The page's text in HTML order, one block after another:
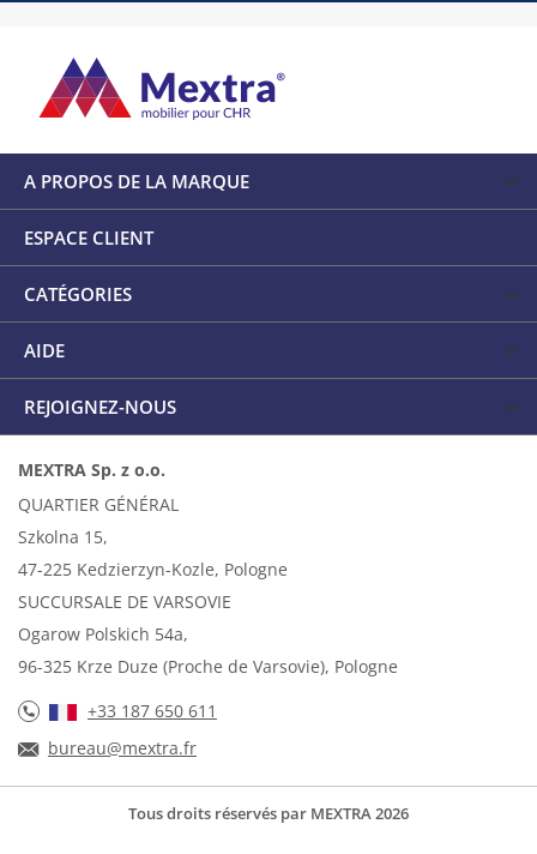
A PROPOS DE LA MARQUE
ESPACE CLIENT
CATÉGORIES
AIDE
REJOIGNEZ-NOUS
MEXTRA Sp. z o.o.
QUARTIER GÉNÉRAL
Szkolna 15,
47-225 Kedzierzyn-Kozle, Pologne
SUCCURSALE DE VARSOVIE
Ogarow Polskich 54a,
96-325 Krze Duze (Proche de Varsovie), Pologne
+33 187 650 611
bureau@mextra.fr
Tous droits réservés par MEXTRA 2026